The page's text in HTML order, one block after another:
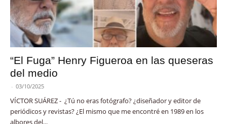
“El Fuga” Henry Figueroa en las queseras
del medio
- 03/10/2025
VÍCTOR SUÁREZ - ¿Tú no eras fotógrafo? ¿diseñador y editor de
periódicos y revistas? ¿El mismo que me encontré en 1989 en los
albores del...